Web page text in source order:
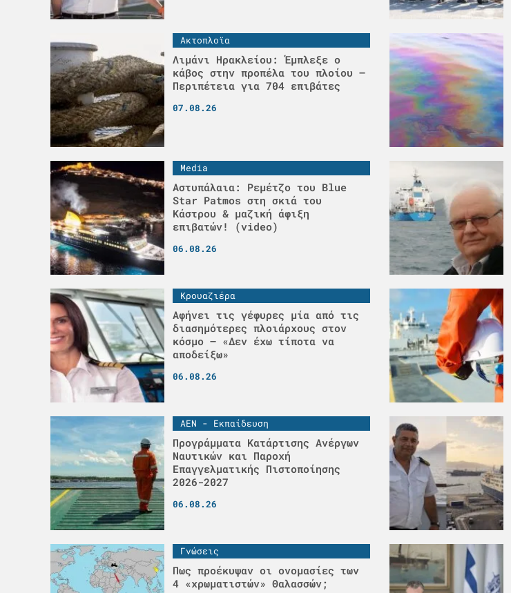
Ακτοπλοϊα
Λιμάνι Ηρακλείου: Έμπλεξε ο
κάβος στην προπέλα του πλοίου –
Περιπέτεια για 704 επιβάτες
07.08.26
Media
Αστυπάλαια: Ρεμέτζο του Blue
Star Patmos στη σκιά του
Κάστρου & μαζική άφιξη
επιβατών! (video)
06.08.26
Κρουαζιέρα
Αφήνει τις γέφυρες μία από τις
διασημότερες πλοιάρχους στον
κόσμο – «Δεν έχω τίποτα να
αποδείξω»
06.08.26
ΑΕΝ - Εκπαίδευση
Προγράμματα Κατάρτισης Ανέργων
Ναυτικών και Παροχή
Επαγγελματικής Πιστοποίησης
2026-2027
06.08.26
Γνώσεις
Πως προέκυψαν οι ονομασίες των
4 «χρωματιστών» Θαλασσών;